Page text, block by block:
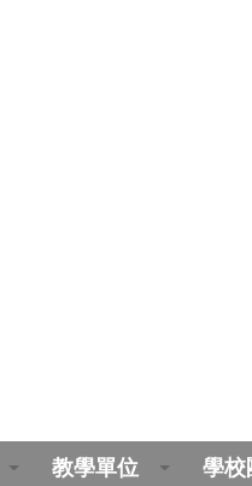
教學單位 學校